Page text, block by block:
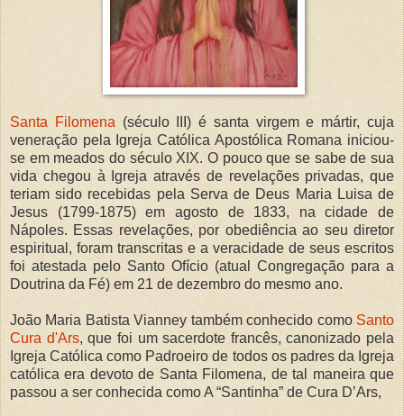
Santa Filomena (século III) é santa virgem e mártir, cuja
veneração pela Igreja Católica Apostólica Romana iniciou-
se em meados do século XIX. O pouco que se sabe de sua
vida chegou à Igreja através de revelações privadas, que
teriam sido recebidas pela Serva de Deus Maria Luisa de
Jesus (1799-1875) em agosto de 1833, na cidade de
Nápoles. Essas revelações, por obediência ao seu diretor
espiritual, foram transcritas e a veracidade de seus escritos
foi atestada pelo Santo Ofício (atual Congregação para a
Doutrina da Fé) em 21 de dezembro do mesmo ano.
João Maria Batista Vianney também conhecido como Santo
Cura d'Ars, que foi um sacerdote francês, canonizado pela
Igreja Católica como Padroeiro de todos os padres da Igreja
católica era devoto de Santa Filomena, de tal maneira que
passou a ser conhecida como A “Santinha” de Cura D’Ars,